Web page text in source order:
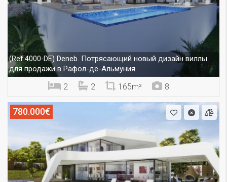
(Ref.4000-DE) Deneb. Потрясающий новый дизайн виллы
для продажи в Рафол-де-Альмуния
2 2 165m² 8
780.000€